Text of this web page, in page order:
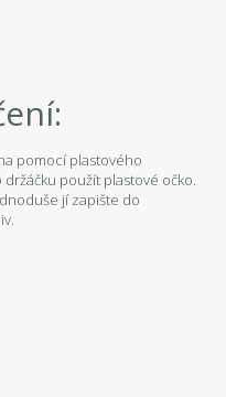
pomocí plastového
použít plastové očko.
jí zapište do